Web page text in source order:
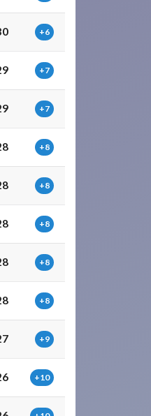
+6
+7
+7
+8
+8
+8
+8
+8
+9
+10